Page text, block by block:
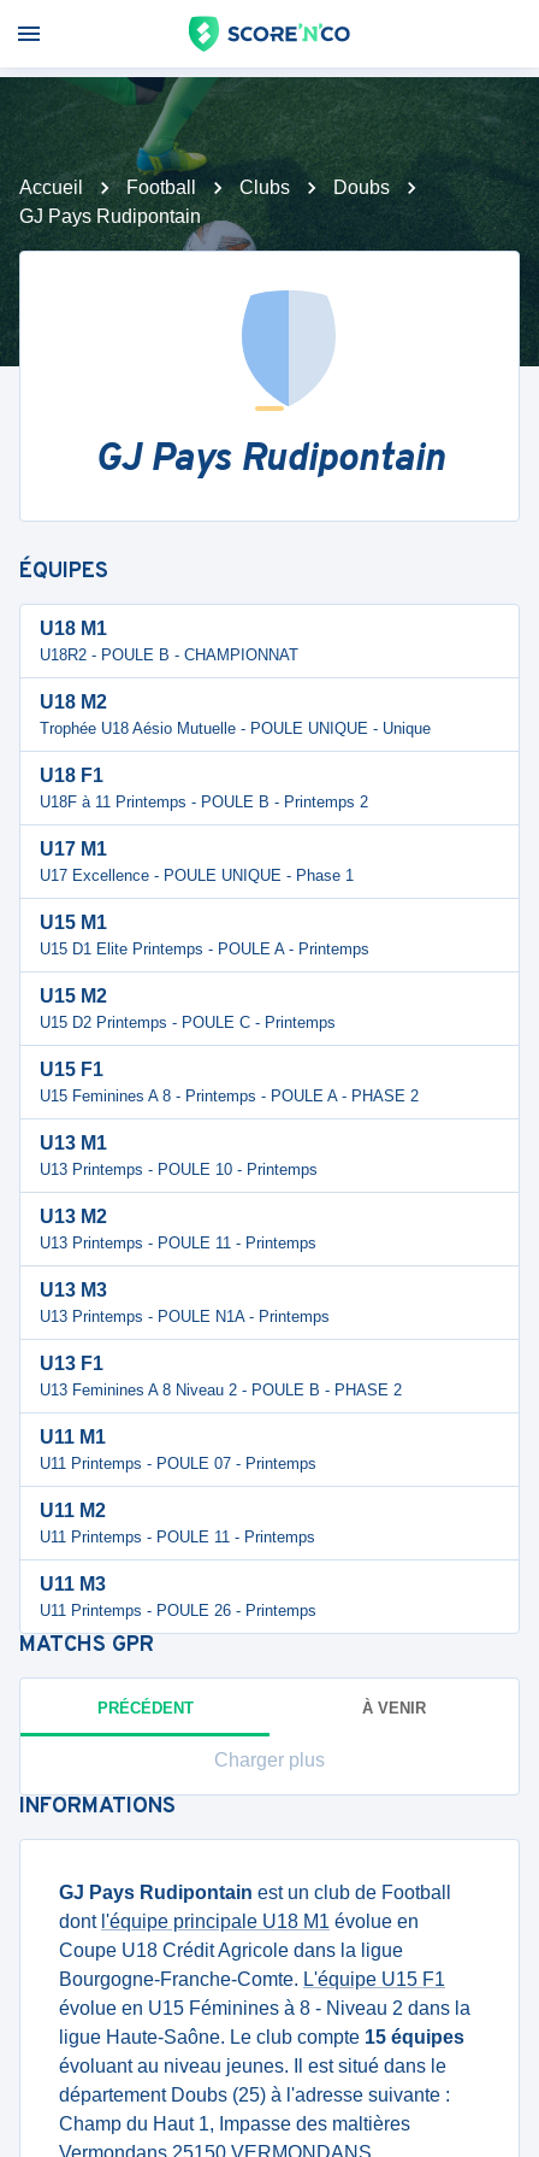
Accueil Football Clubs
Doubs
GJ Pays Rudipontain
GJ Pays Rudipontain
ÉQUIPES
U18 M1
U18R2 - POULE B - CHAMPIONNAT
U18 M2
Trophée U18 Aésio Mutuelle - POULE UNIQUE - Unique
U18 F1
U18F à 11 Printemps - POULE B - Printemps 2
U17 M1
U17 Excellence - POULE UNIQUE - Phase 1
U15 M1
U15 D1 Elite Printemps - POULE A - Printemps
U15 M2
U15 D2 Printemps - POULE C - Printemps
U15 F1
U15 Feminines A 8 - Printemps - POULE A - PHASE 2
U13 M1
U13 Printemps - POULE 10 - Printemps
U13 M2
U13 Printemps - POULE 11 - Printemps
U13 M3
U13 Printemps - POULE N1A - Printemps
U13 F1
U13 Feminines A 8 Niveau 2 - POULE B - PHASE 2
U11 M1
U11 Printemps - POULE 07 - Printemps
U11 M2
U11 Printemps - POULE 11 - Printemps
U11 M3
U11 Printemps - POULE 26 - Printemps
MATCHS GPR
PRÉCÉDENT À VENIR
Charger plus
INFORMATIONS
GJ Pays Rudipontain est un club de Football
dont l'équipe principale U18 M1 évolue en
Coupe U18 Crédit Agricole dans la ligue
Bourgogne-Franche-Comte. L'équipe U15 F1
évolue en U15 Féminines à 8 - Niveau 2 dans la
ligue Haute-Saône. Le club compte 15 équipes
évoluant au niveau jeunes. Il est situé dans le
département Doubs (25) à l'adresse suivante :
Champ du Haut 1, Impasse des maltières
Vermondans 25150 VERMONDANS.